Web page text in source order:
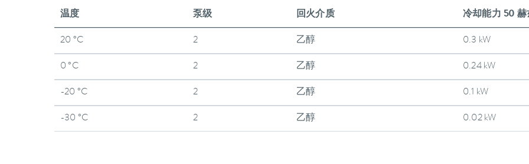
温度 泵级 回火介质 冷却能力 50 赫
20 °C 2 乙醇 0.3 kW
0 °C 2 乙醇 0.24 kW
-20 °C 2 乙醇 0.1 kW
-30 °C 2 乙醇 0.02 kW